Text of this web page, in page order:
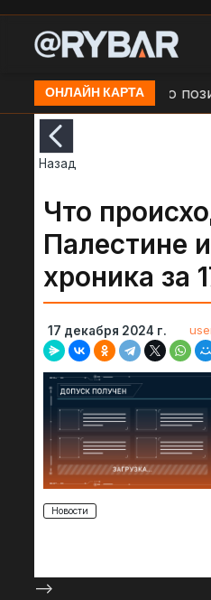
ОНЛАЙН КАРТА
Удар БЛА по
Назад
Что
Палестине
хроника за
17 декабря 2024 г.
Новости
-->